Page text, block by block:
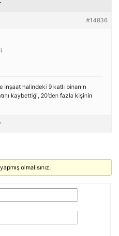
#14836
inşaat halindeki 9 katlı binanın
kaybettiği, 20’den fazla kişinin
olmalısınız.